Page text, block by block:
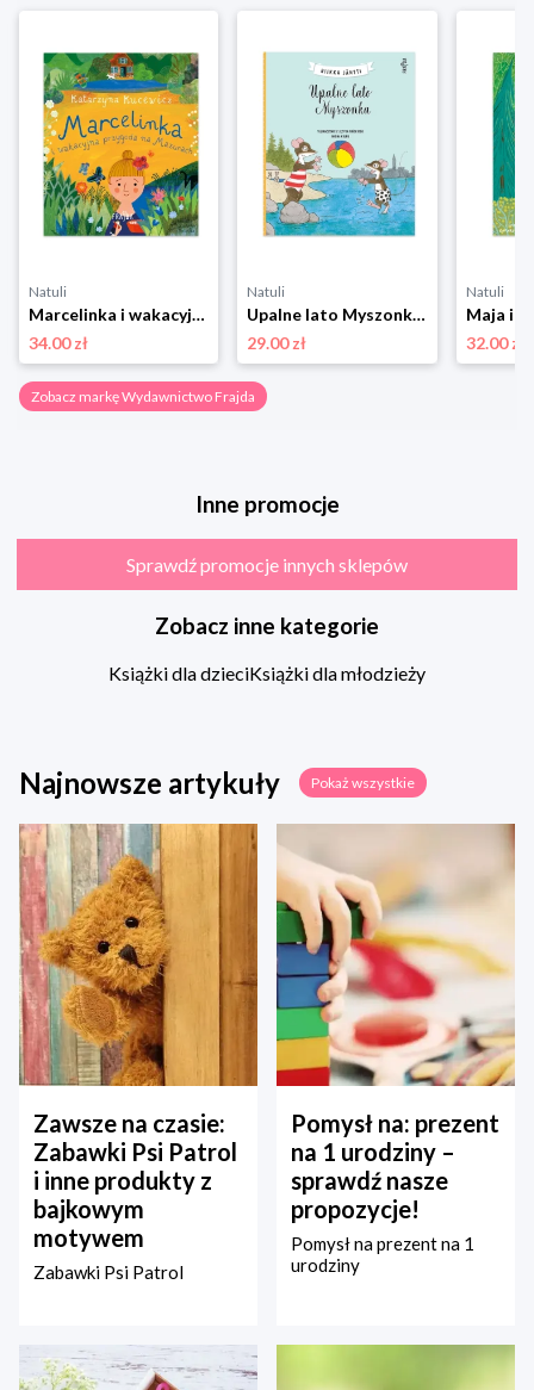
Natuli
Marcelinka i wakacyjna przygoda na Mazurach Wydawnictwo frajda
34.00 zł
Natuli
Upalne lato Myszonka Wydawnictwo frajda
29.00 zł
Natuli
32.00 zł
Zobacz markę Wydawnictwo Frajda
Inne promocje
Sprawdź promocje innych sklepów
Zobacz inne kategorie
Książki dla dzieciKsiążki dla młodzieży
Najnowsze artykuły Pokaż wszystkie
Zawsze na czasie:
Zabawki Psi Patrol
i inne produkty z
bajkowym
motywem
Zabawki Psi Patrol
Pomysł na: prezent
na 1 urodziny –
sprawdź nasze
propozycje!
Pomysł na prezent na 1
urodziny